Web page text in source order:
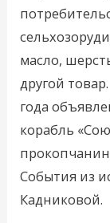
масло,
другой
года
корабль
События из
Кадниковой.